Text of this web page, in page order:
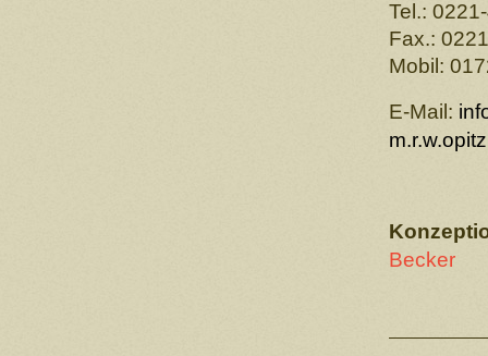
Tel.:
Fax.:
Mobil:
E-Mail:
Becker